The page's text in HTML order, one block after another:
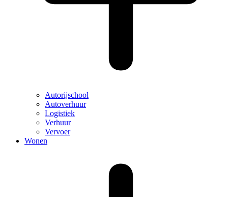
Autorijschool
Autoverhuur
Logistiek
Verhuur
Vervoer
Wonen